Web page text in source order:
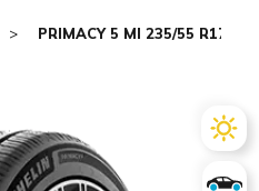
PRIMACY 5 MI 235/55 R17